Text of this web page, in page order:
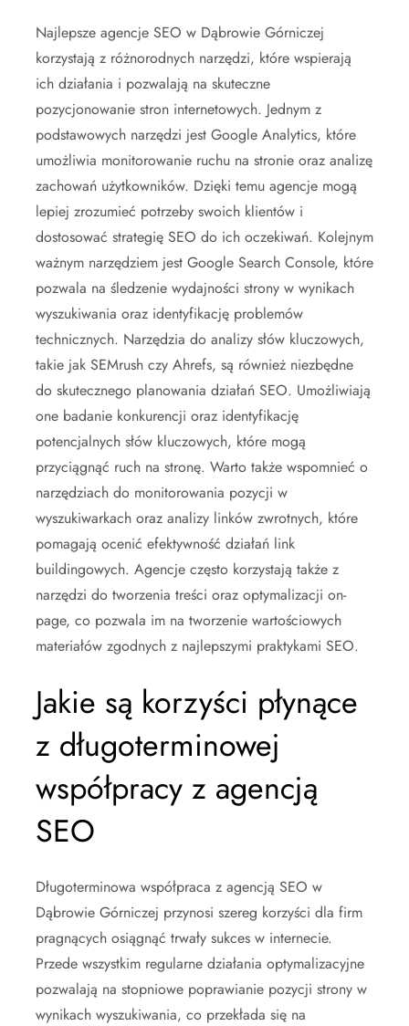
Najlepsze agencje SEO w Dąbrowie Górniczej
korzystają z różnorodnych narzędzi, które wspierają
ich działania i pozwalają na skuteczne
pozycjonowanie stron internetowych. Jednym z
podstawowych narzędzi jest Google Analytics, które
umożliwia monitorowanie ruchu na stronie oraz analizę
zachowań użytkowników. Dzięki temu agencje mogą
lepiej zrozumieć potrzeby swoich klientów i
dostosować strategię SEO do ich oczekiwań. Kolejnym
ważnym narzędziem jest Google Search Console, które
pozwala na śledzenie wydajności strony w wynikach
wyszukiwania oraz identyfikację problemów
technicznych. Narzędzia do analizy słów kluczowych,
takie jak SEMrush czy Ahrefs, są również niezbędne
do skutecznego planowania działań SEO. Umożliwiają
one badanie konkurencji oraz identyfikację
potencjalnych słów kluczowych, które mogą
przyciągnąć ruch na stronę. Warto także wspomnieć o
narzędziach do monitorowania pozycji w
wyszukiwarkach oraz analizy linków zwrotnych, które
pomagają ocenić efektywność działań link
buildingowych. Agencje często korzystają także z
narzędzi do tworzenia treści oraz optymalizacji on-
page, co pozwala im na tworzenie wartościowych
materiałów zgodnych z najlepszymi praktykami SEO.
Jakie są korzyści płynące
z długoterminowej
współpracy z agencją
SEO
Długoterminowa współpraca z agencją SEO w
Dąbrowie Górniczej przynosi szereg korzyści dla firm
pragnących osiągnąć trwały sukces w internecie.
Przede wszystkim regularne działania optymalizacyjne
pozwalają na stopniowe poprawianie pozycji strony w
wynikach wyszukiwania, co przekłada się na